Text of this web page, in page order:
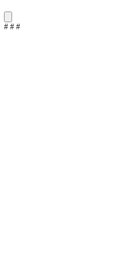
# # #